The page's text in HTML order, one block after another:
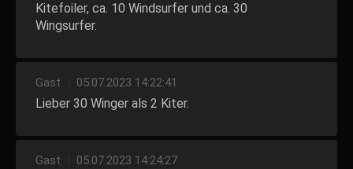
Kitefoiler, ca. 10 Windsurfer und ca. 30
Wingsurfer.
Gast 05.07.2023 14:22:41
Lieber 30 Winger als 2 Kiter.
Gast 05.07.2023 14:24:27